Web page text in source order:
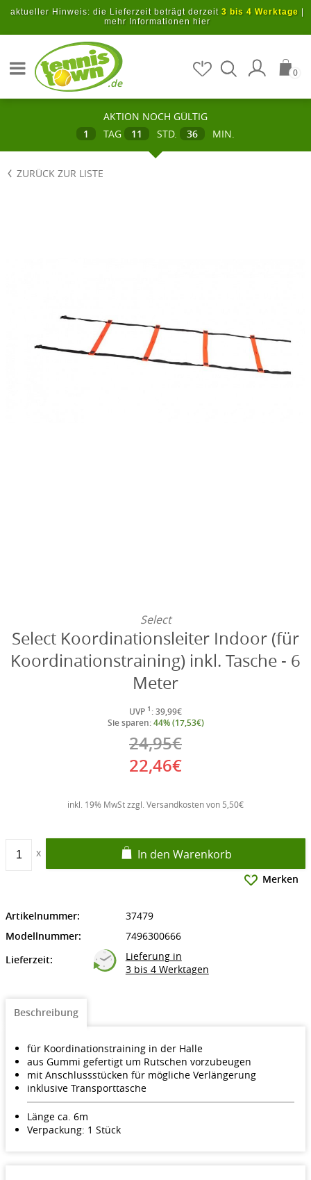
Zum Hauptinhalt springen
aktueller Hinweis: die Lieferzeit beträgt derzeit 3 bis 4 Werktage
mehr Informationen hier
.de
0
AKTION NOCH GÜLTIG
1
TAG 11 STD. 36 MIN.
ZURÜCK ZUR LISTE
Select
Select Koordinationsleiter Indoor (für
Koordinationstraining) inkl. Tasche - 6
Meter
UVP 1 : 39,99€
Sie sparen:44% (17,53€)
24,95€
22,46€
inkl. 19% MwSt zzgl. Versandkosten von 5,50€
In den Warenkorb
Merken
Artikelnummer:
37479
Modellnummer:
7496300666
Lieferzeit:
Lieferung in
3 bis 4 Werktagen
Beschreibung
für Koordinationstraining in der Halle
aus Gummi gefertigt um Rutschen vorzubeugen
mit Anschlussstücken für mögliche Verlängerung
inklusive Transporttasche
Länge ca. 6m
Verpackung: 1 Stück